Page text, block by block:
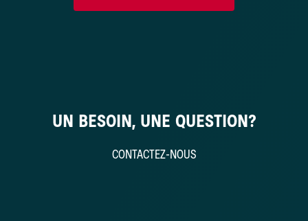
UN BESOIN, UNE QUESTION?
CONTACTEZ-NOUS